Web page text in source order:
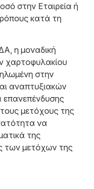
στην Εταιρεία ή
κατά τη
η μοναδική
χαρτοφυλακίου
στην
αναπτυξιακών
μετόχους της
να
της
των μετόχων της